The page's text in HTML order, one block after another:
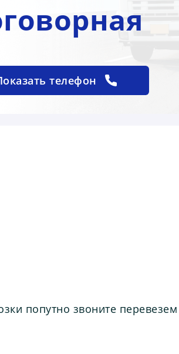
телефон
попутно звоните перевезем